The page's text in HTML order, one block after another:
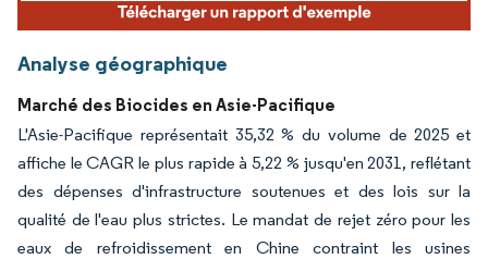
Analyse géographique
Marché des Biocides en Asie-Pacifique
L'Asie-Pacifique représentait 35,32 % du volume de 2025 et
affiche le CAGR le plus rapide à 5,22 % jusqu'en 2031, reflétant
des dépenses d'infrastructure soutenues et des lois sur la
qualité de l'eau plus strictes. Le mandat de rejet zéro pour les
eaux de refroidissement en Chine contraint les usines